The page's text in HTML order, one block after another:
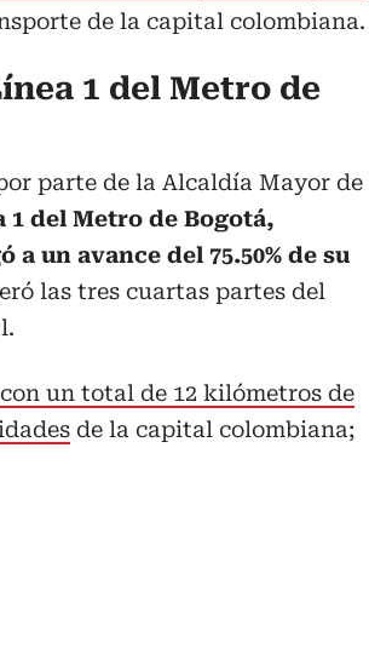
de la capital colombiana.
1 del Metro de
parte de la Alcaldía Mayor de
1 del Metro de Bogotá,
a un avance del 75.50% de su
las tres cuartas partes del
un total de 12 kilómetros de
de la capital colombiana;